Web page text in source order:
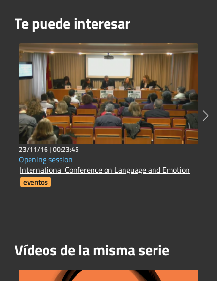
Te puede interesar
23/11/16 |00:23:45
Opening session
International Conference on Language and Emotion
eventos
Vídeos de la misma serie